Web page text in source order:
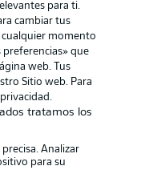
de uso
para ti.
cambiar tus
momento
preferencias» que
web. Tus
Sitio web. Para
tratamos los
Analizar
para su